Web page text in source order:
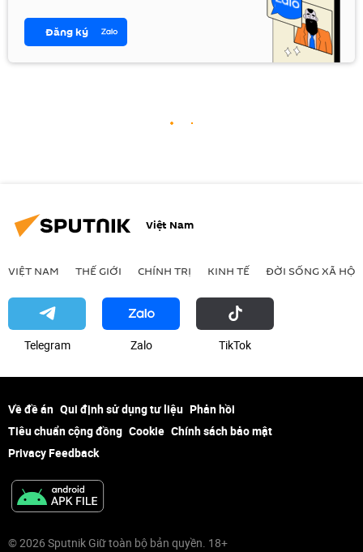
Đăng ký
Việt Nam
VIỆT NAM THẾ GIỚI CHÍNH TRỊ KINH TẾ ĐỜI SỐNG XÃ HỘI
Telegram Zalo ТikТоk
Về đề án Qui định sử dụng tư liệu Phản hồi
Tiêu chuẩn cộng đồng Cookie Chính sách bảo mật
Privacy Feedback
© 2026 Sputnik Giữ toàn bộ bản quyền. 18+